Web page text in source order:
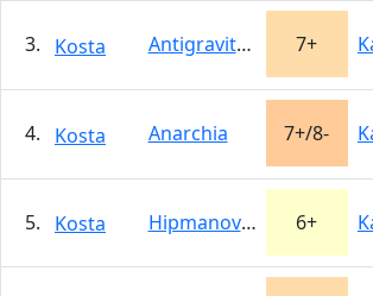
3. Kosta Antigravitácia 7+
4. Kosta Anarchia 7+/8-
5. Kosta Hipmanova priamo 6+